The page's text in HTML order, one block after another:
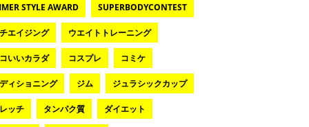
STYLE AWARD SUPERBODYCONTEST
エイジング ウエイトトレーニング
いいカラダ コスプレ コミケ
ィショニング ジム ジュラシックカップ
ッチ タンパク質 ダイエット